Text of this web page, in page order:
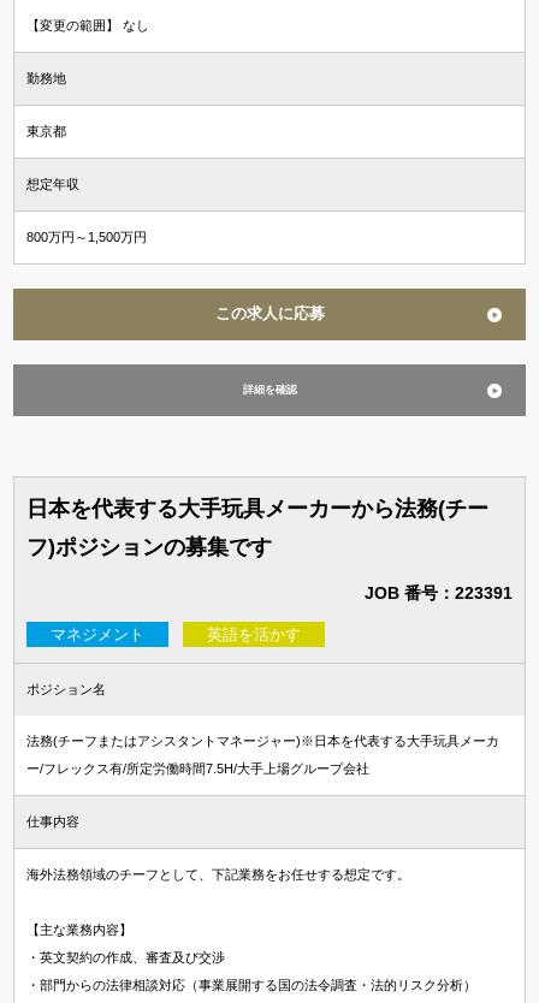
海外LLM・JD修了
【変更の範囲】 なし
勤務地
東京都
想定年収
800万円～1,500万円
この求人に応募
詳細を確認
日本を代表する大手玩具メーカーから法務(チー
フ)ポジションの募集です
JOB 番号：223391
マネジメント 英語を活かす
ポジション名
法務(チーフまたはアシスタントマネージャー)※日本を代表する大手玩具メーカ
ー/フレックス有/所定労働時間7.5H/大手上場グループ会社
仕事内容
海外法務領域のチーフとして、下記業務をお任せする想定です。
【主な業務内容】
・英文契約の作成、審査及び交渉
・部門からの法律相談対応（事業展開する国の法令調査・法的リスク分析）